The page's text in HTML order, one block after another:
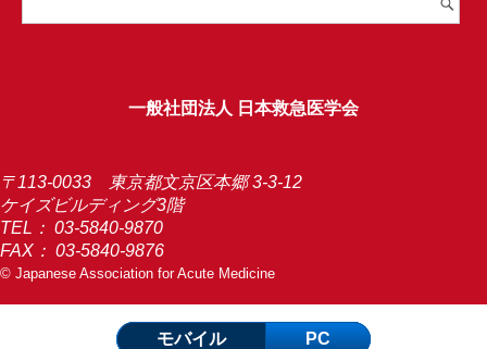
一般社団法人 日本救急医学会
〒113-0033 東京都文京区本郷 3-3-12
ケイズビルディング3階
TEL： 03-5840-9870
FAX： 03-5840-9876
© Japanese Association for Acute Medicine
モバイル PC